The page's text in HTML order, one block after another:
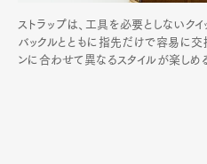
ストラップは、工具を必要としないク
バックルとともに指先だけで容易に交
ンに合わせて異なるスタイルが楽しめる